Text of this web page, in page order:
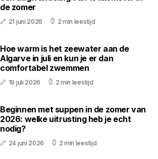
de zomer
21 juni 2026 2 min leestijd
Hoe warm is het zeewater aan de
Algarve in juli en kun je er dan
comfortabel zwemmen
19 juli 2026 2 min leestijd
Beginnen met suppen in de zomer van
2026: welke uitrusting heb je echt
nodig?
24 juni 2026 2 min leestijd